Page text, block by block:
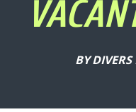
BYDIVERS